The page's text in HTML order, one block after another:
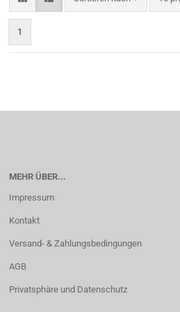
1
MEHR ÜBER...
Impressum
Kontakt
Versand- & Zahlungsbedingungen
AGB
Privatsphäre und Datenschutz